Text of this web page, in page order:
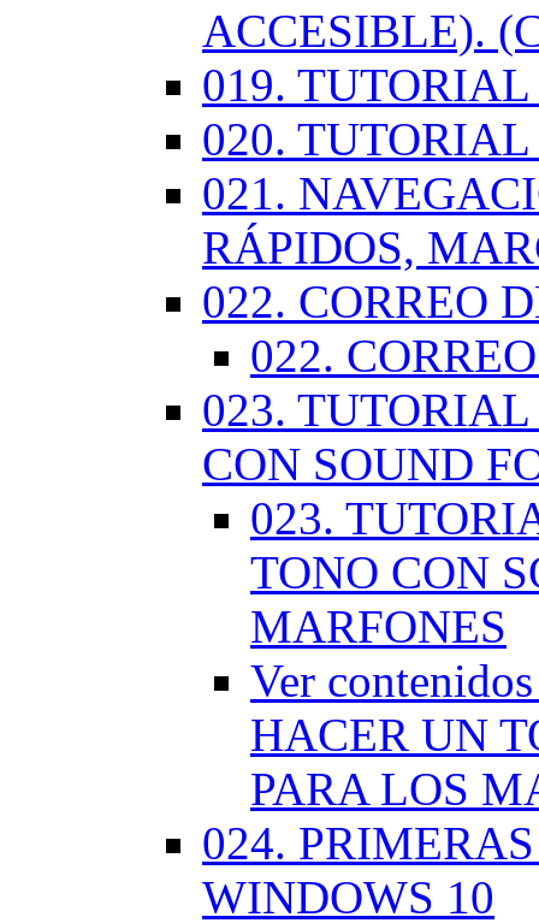
ACCESIBLE).
019.
020.
021.
RÁPIDOS,
022. CORREO
022.
023.
CON SOUND
023.
TONO CON
MARFONES
Ver
HACER UN
PARA LOS
024.
WINDOWS 10